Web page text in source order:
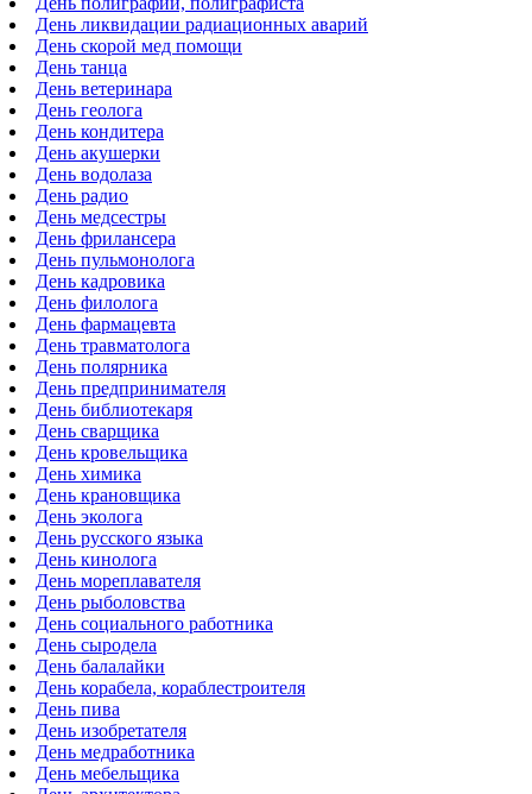
День ликвидации радиационных аварий
День скорой мед помощи
День танца
День ветеринара
День геолога
День кондитера
День акушерки
День водолаза
День радио
День медсестры
День фрилансера
День пульмонолога
День кадровика
День филолога
День фармацевта
День травматолога
День полярника
День предпринимателя
День библиотекаря
День сварщика
День кровельщика
День химика
День крановщика
День эколога
День русского языка
День кинолога
День мореплавателя
День рыболовства
День социального работника
День сыродела
День балалайки
День корабела, кораблестроителя
День пива
День изобретателя
День медработника
День мебельщика